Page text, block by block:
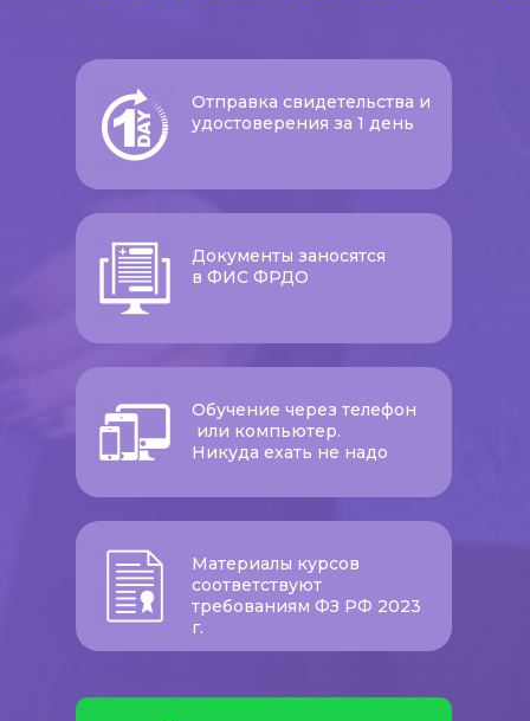
Отправка свидетельства и
удостоверения за 1 день
Документы заносятся
в ФИС ФРДО
Обучение через телефон
или компьютер.
Никуда ехать не надо
Материалы курсов
соответствуют
требованиям ФЗ РФ 2023
г.